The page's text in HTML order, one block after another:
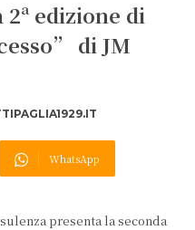
edizione di
di JM
WhatsApp
presenta la seconda